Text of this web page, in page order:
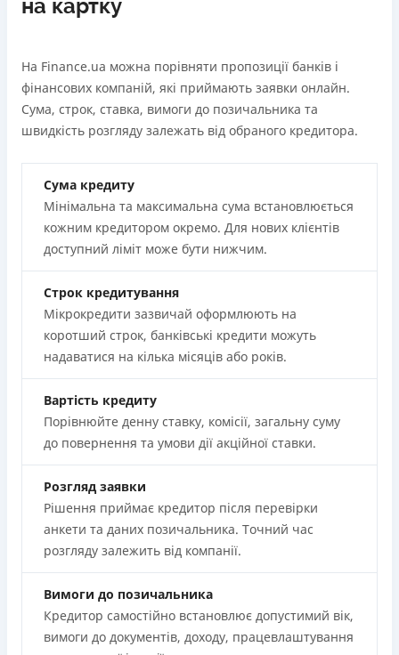
на картку
На Finance.ua можна порівняти пропозиції банків і
фінансових компаній, які приймають заявки онлайн.
Сума, строк, ставка, вимоги до позичальника та
швидкість розгляду залежать від обраного кредитора.
Сума кредиту
Мінімальна та максимальна сума встановлюється
кожним кредитором окремо. Для нових клієнтів
доступний ліміт може бути нижчим.
Строк кредитування
Мікрокредити зазвичай оформлюють на
коротший строк, банківські кредити можуть
надаватися на кілька місяців або років.
Вартість кредиту
Порівнюйте денну ставку, комісії, загальну суму
до повернення та умови дії акційної ставки.
Розгляд заявки
Рішення приймає кредитор після перевірки
анкети та даних позичальника. Точний час
розгляду залежить від компанії.
Вимоги до позичальника
Кредитор самостійно встановлює допустимий вік,
вимоги до документів, доходу, працевлаштування